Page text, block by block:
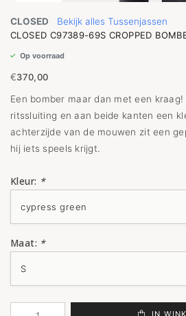
CLOSED
Bekijk alles Tussenjassen
CLOSED C97389-69S CROPPED
Op voorraad
€370,00
Een bomber maar dan met een
ritssluiting en aan beide kanten een
achterzijde van de mouwen zit een
hij iets speels krijgt.
Kleur: *
Maat: *
IN